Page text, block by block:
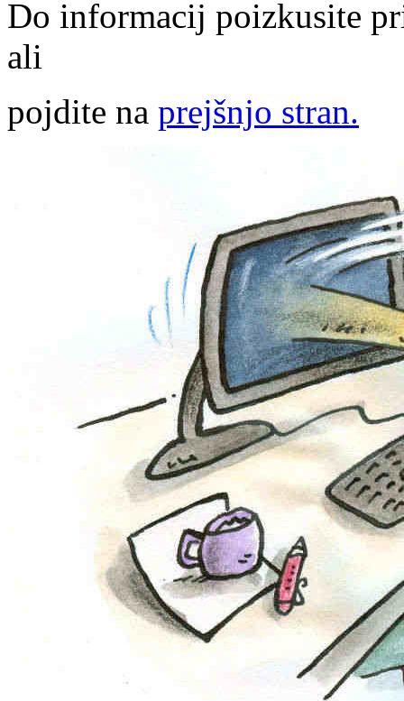
Do informacij poizkusite
ali
pojdite na prejšnjo stran.